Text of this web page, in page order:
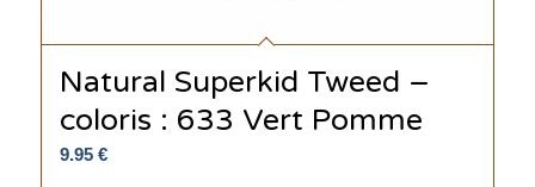
Natural Superkid Tweed –
coloris : 633 Vert Pomme
9.95 €